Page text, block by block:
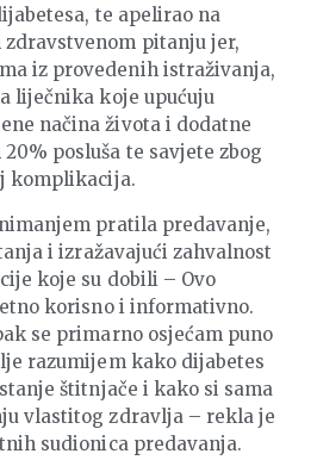
te apelirao na
zdravstvenom pitanju jer,
iz provedenih istraživanja,
liječnika koje upućuju
načina života i dodatne
posluša te savjete zbog
komplikacija.
pratila predavanje,
i izražavajući zahvalnost
koje su dobili – Ovo
korisno i informativno.
se primarno osjećam puno
razumijem kako dijabetes
štitnjače i kako si sama
vlastitog zdravlja – rekla je
sudionica predavanja.